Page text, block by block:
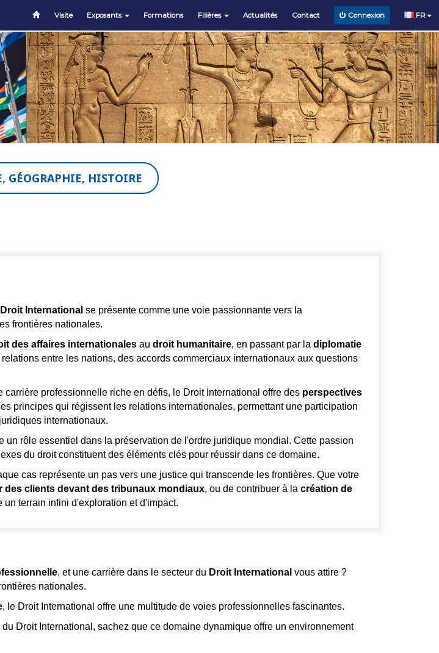
Visite Exposants Formations Filières Actualités Contact Connexion FR
GÉOGRAPHIE, HISTOIRE
Droit International se présente comme une voie passionnante vers la
frontières nationales.
des affaires internationalesau droit humanitaire, en passant par la diplomatie
entre les nations, des accords commerciaux internationaux aux questions
professionnelle riche en défis, le Droit International offre des perspectives
principes qui régissent les relations internationales, permettant une participation
internationaux.
un rôle essentiel dans la préservation de l'ordre juridique mondial. Cette passion
du droit constituent des éléments clés pour réussir dans ce domaine.
cas représente un pas vers une justice qui transcende les frontières. Que votre
des clients devant des tribunaux mondiaux, ou de contribuer à la création de
terrain infini d'exploration et d'impact.
, et une carrière dans le secteur du Droit International vous attire ?
nationales.
, le Droit International offre une multitude de voies professionnelles fascinantes.
Droit International, sachez que ce domaine dynamique offre un environnement